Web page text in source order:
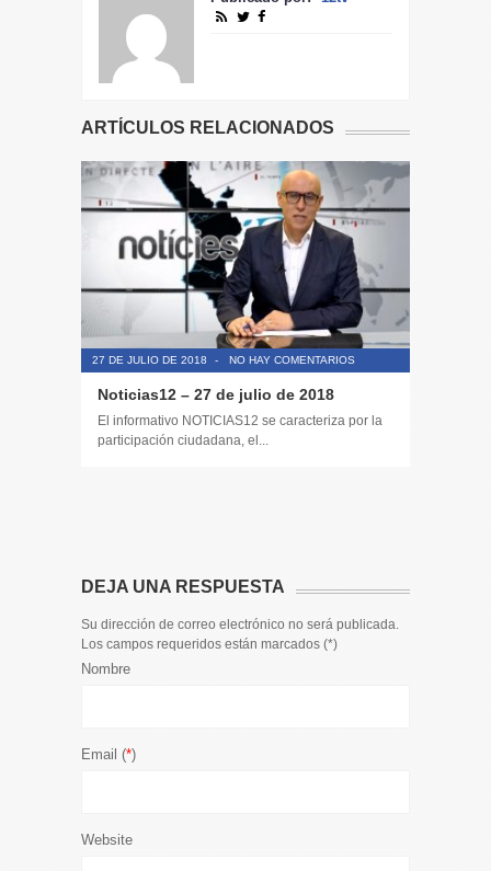
ARTÍCULOS RELACIONADOS
27 DE JULIO DE 2018 - NO HAY COMENTARIOS
Noticias12 – 27 de julio de 2018
El informativo NOTICIAS12 se caracteriza por la
participación ciudadana, el...
DEJA UNA RESPUESTA
Su dirección de correo electrónico no será publicada.
Los campos requeridos están marcados (*)
Nombre
Email (*)
Website